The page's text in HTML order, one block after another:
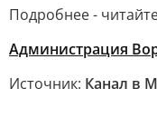
Подробнее -
Администрация
Источник: Канал в